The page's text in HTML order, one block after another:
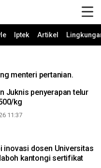
Iptek Artikel
menteri pertanian.
Juknis penyerapan telur
kg
11:37
inovasi dosen Universitas
kantongi sertifikat